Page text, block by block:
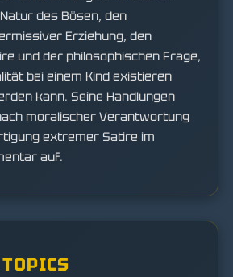
des Bösen, den
Erziehung, den
und der philosophischen Frage,
bei einem Kind existieren
kann. Seine Handlungen
moralischer Verantwortung
extremer Satire im
auf.